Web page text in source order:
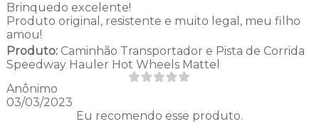
Brinquedo excelente!
Produto original, resistente e muito legal, meu filho
amou!
Produto:Caminhão Transportador e Pista de Corrida
Speedway Hauler Hot Wheels Mattel
Anônimo
03/03/2023
Eu recomendo esse produto.